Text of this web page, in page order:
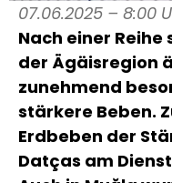
07.06.2025 – 8:00
Nach einer
der Ägäisregion
zunehmend
stärkere Beben.
Erdbeben der
Datças am